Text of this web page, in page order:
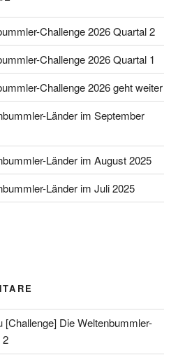
Challenge 2026 Quartal 2
Challenge 2026 Quartal 1
Challenge 2026 geht weiter
Länder im September
Länder im August 2025
Länder im Juli 2025
[Challenge] Die Weltenbummler-
2